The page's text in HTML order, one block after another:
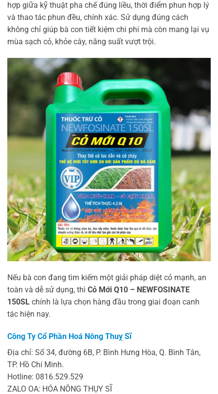
hợp giữa kỹ thuật pha chế đúng liều, thời điểm phun hợp lý
và thao tác phun đều, chính xác. Sử dụng đúng cách
không chỉ giúp bà con tiết kiệm chi phí mà còn mang lại vụ
mùa sạch cỏ, khỏe cây, năng suất vượt trội.
Nếu bà con đang tìm kiếm một giải pháp diệt cỏ mạnh, an
toàn và dễ sử dụng, thì Cỏ Mới Q10 – NEWFOSINATE
150SL chính là lựa chọn hàng đầu trong giai đoạn canh
tác hiện nay.
Công Ty Cổ Phần Hoá Nông Thuỵ Sĩ
Địa chỉ: Số 34, đường 6B, P. Bình Hưng Hòa, Q. Bình Tân,
TP. Hồ Chí Minh.
Hotline: 0816.529.529
ZALO OA: HÓA NÔNG THỤY SĨ